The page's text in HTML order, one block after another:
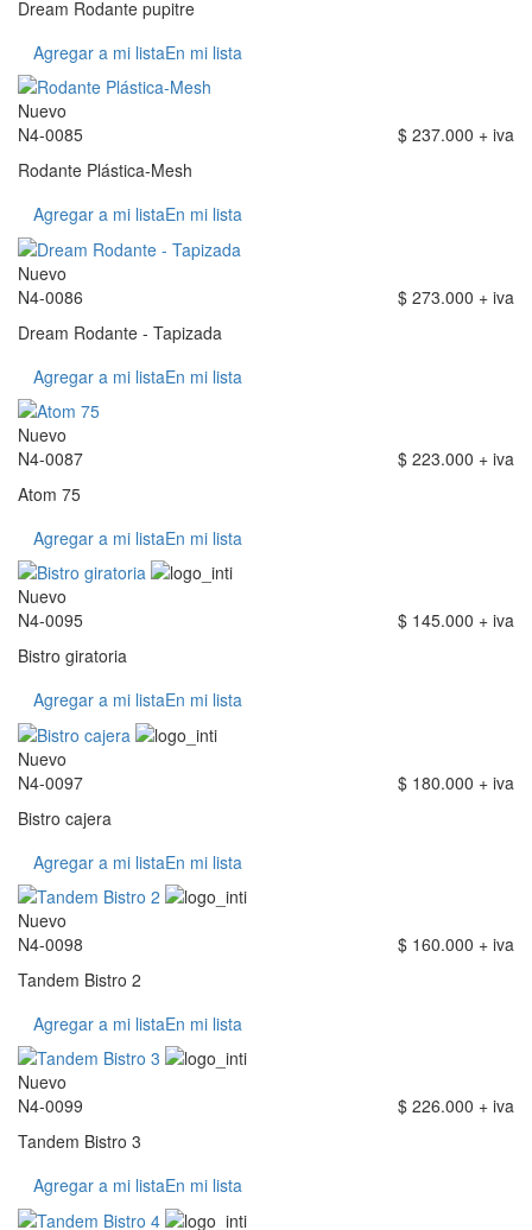
Dream Rodante pupitre
Agregar a mi listaEn mi lista
Nuevo
N4-0085
$ 237.000 + iva
Rodante Plástica-Mesh
Agregar a mi listaEn mi lista
Nuevo
N4-0086
$ 273.000 + iva
Dream Rodante - Tapizada
Agregar a mi listaEn mi lista
Nuevo
N4-0087
$ 223.000 + iva
Atom 75
Agregar a mi listaEn mi lista
Nuevo
N4-0095
$ 145.000 + iva
Bistro giratoria
Agregar a mi listaEn mi lista
Nuevo
N4-0097
$ 180.000 + iva
Bistro cajera
Agregar a mi listaEn mi lista
Nuevo
N4-0098
$ 160.000 + iva
Tandem Bistro 2
Agregar a mi listaEn mi lista
Nuevo
N4-0099
$ 226.000 + iva
Tandem Bistro 3
Agregar a mi listaEn mi lista